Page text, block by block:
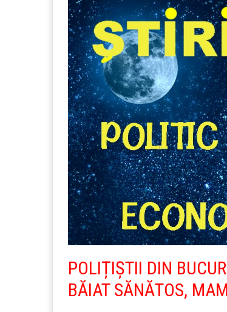
POLIȚIȘTII DIN
BĂIAT SĂNĂTOS,